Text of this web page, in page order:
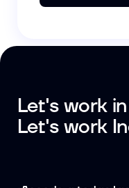
Let's work
Let's work